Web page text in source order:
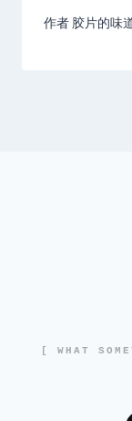
作者 胶片的味
[ WHAT